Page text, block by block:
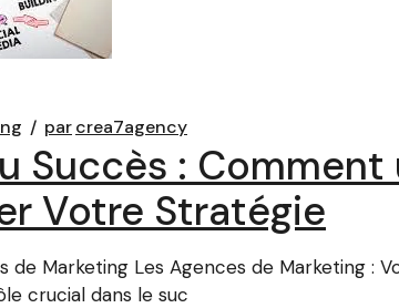
parcrea7agency
Succès :
Votre Stratégie
de Marketing Les Agences de Marketing :
crucial dans le suc